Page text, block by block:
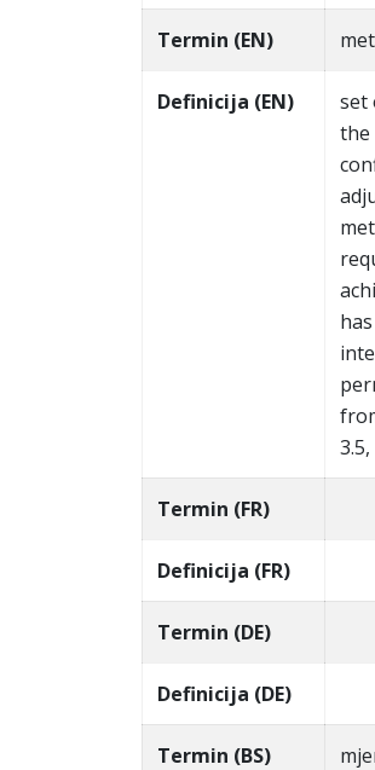
Termin (EN)
Definicija (EN)
set
the
Termin (FR)
Definicija (FR)
Termin (DE)
Definicija (DE)
Termin (BS)